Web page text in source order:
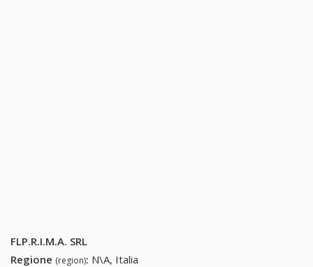
FLP.R.I.M.A. SRL
Regione (region): N\A, Italia